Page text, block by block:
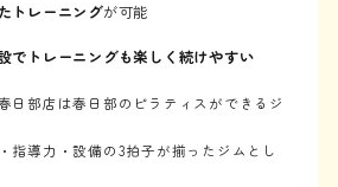
トレーニングが可能
でトレーニングも楽しく続けやすい
日部店は春日部のピラティスができるジ
指導力・設備の3拍子が揃ったジムとし